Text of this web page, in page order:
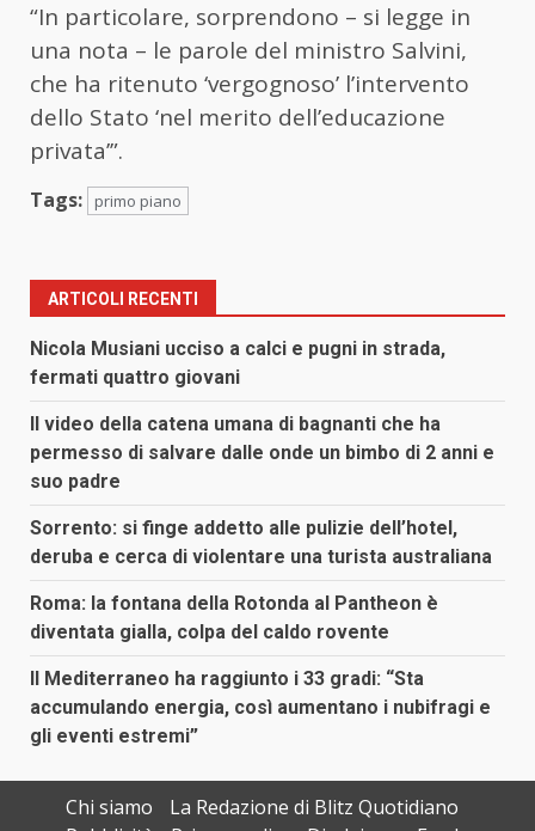
“In particolare, sorprendono – si legge in
una nota – le parole del ministro Salvini,
che ha ritenuto ‘vergognoso’ l’intervento
dello Stato ‘nel merito dell’educazione
privata’”.
Tags: primo piano
ARTICOLI RECENTI
Nicola Musiani ucciso a calci e pugni in strada,
fermati quattro giovani
Il video della catena umana di bagnanti che ha
permesso di salvare dalle onde un bimbo di 2 anni e
suo padre
Sorrento: si finge addetto alle pulizie dell’hotel,
deruba e cerca di violentare una turista australiana
Roma: la fontana della Rotonda al Pantheon è
diventata gialla, colpa del caldo rovente
Il Mediterraneo ha raggiunto i 33 gradi: “Sta
accumulando energia, così aumentano i nubifragi e
gli eventi estremi”
Chi siamo
La Redazione di Blitz Quotidiano